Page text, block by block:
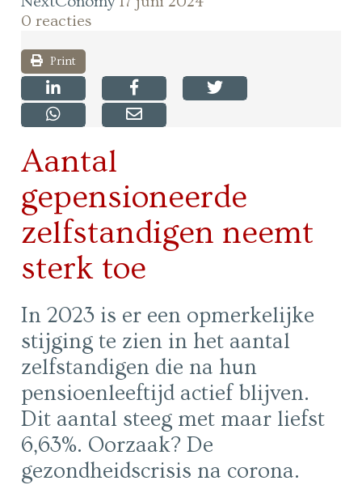
0 reacties
Print
Aantal
gepensioneerde
zelfstandigen neemt
sterk toe
In 2023 is er een opmerkelijke
stijging te zien in het aantal
zelfstandigen die na hun
pensioenleeftijd actief blijven.
Dit aantal steeg met maar liefst
6,63%. Oorzaak? De
gezondheidscrisis na corona.